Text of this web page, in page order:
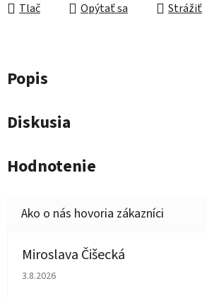
Tlač Opýtať sa Strážiť
Popis
Diskusia
Hodnotenie
Miroslava Čišecká
Hodnotenie obchodu je 1 z 5 hviezdičiek.
3.8.2026